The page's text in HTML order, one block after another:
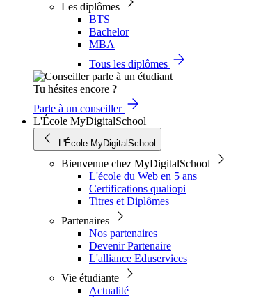
Les diplômes
BTS
Bachelor
MBA
Tous les diplômes
Tu hésites encore ?
Parle à un conseiller
L'École MyDigitalSchool
L'École MyDigitalSchool
Bienvenue chez MyDigitalSchool
L'école du Web en 5 ans
Certifications qualiopi
Titres et Diplômes
Partenaires
Nos partenaires
Devenir Partenaire
L'alliance Eduservices
Vie étudiante
Actualité